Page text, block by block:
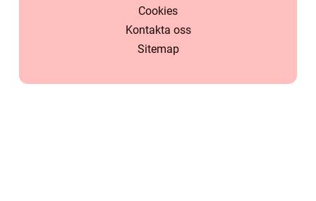
Cookies
Kontakta oss
Sitemap